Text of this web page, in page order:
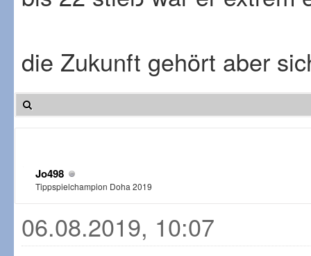
die Zukunft gehört aber
Jo498
Tippspielchampion Doha 2019
06.08.2019, 10:07